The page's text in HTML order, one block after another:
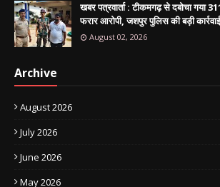
खबर पत्रवार्ता : टीकमगढ़ से दबोचा गया
फरार आरोपी, जशपुर पुलिस की बड़ी
August 02, 2026
Archive
August 2026
July 2026
June 2026
May 2026